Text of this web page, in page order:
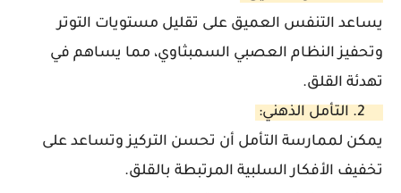
يساعد التنفس العميق على تقليل مستويات التوتر
وتحفيز النظام العصبي السمبثاوي، مما يساهم في
تهدئة القلق.
يمكن لممارسة التأمل أن تحسن التركيز وتساعد على
تخفيف الأفكار السلبية المرتبطة بالقلق.